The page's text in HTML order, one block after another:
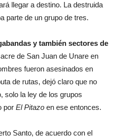
llegar a destino. La destruida
parte de un grupo de tres.
y también sectores de
de San Juan de Unare en
fueron asesinados en
de rutas, dejó claro que no
solo la ley de los grupos
por El Pitazo en ese entonces.
Santo, de acuerdo con el